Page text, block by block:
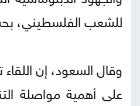
للشعب الفلسطيني،
وقال السعود، إن
على أهمية مواصلة